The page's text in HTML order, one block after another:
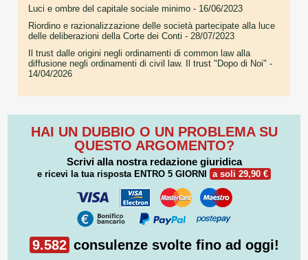
Luci e ombre del capitale sociale minimo - 16/06/2023
Riordino e razionalizzazione delle società partecipate alla luce
delle deliberazioni della Corte dei Conti - 28/07/2023
Il trust dalle origini negli ordinamenti di common law alla
diffusione negli ordinamenti di civil law. Il trust "Dopo di Noi" -
14/04/2026
HAI UN DUBBIO O UN PROBLEMA SU
QUESTO ARGOMENTO?
Scrivi alla nostra redazione giuridica
e ricevi la tua risposta ENTRO 5 GIORNI a soli 29,90 €
9.582 consulenze svolte fino ad oggi!